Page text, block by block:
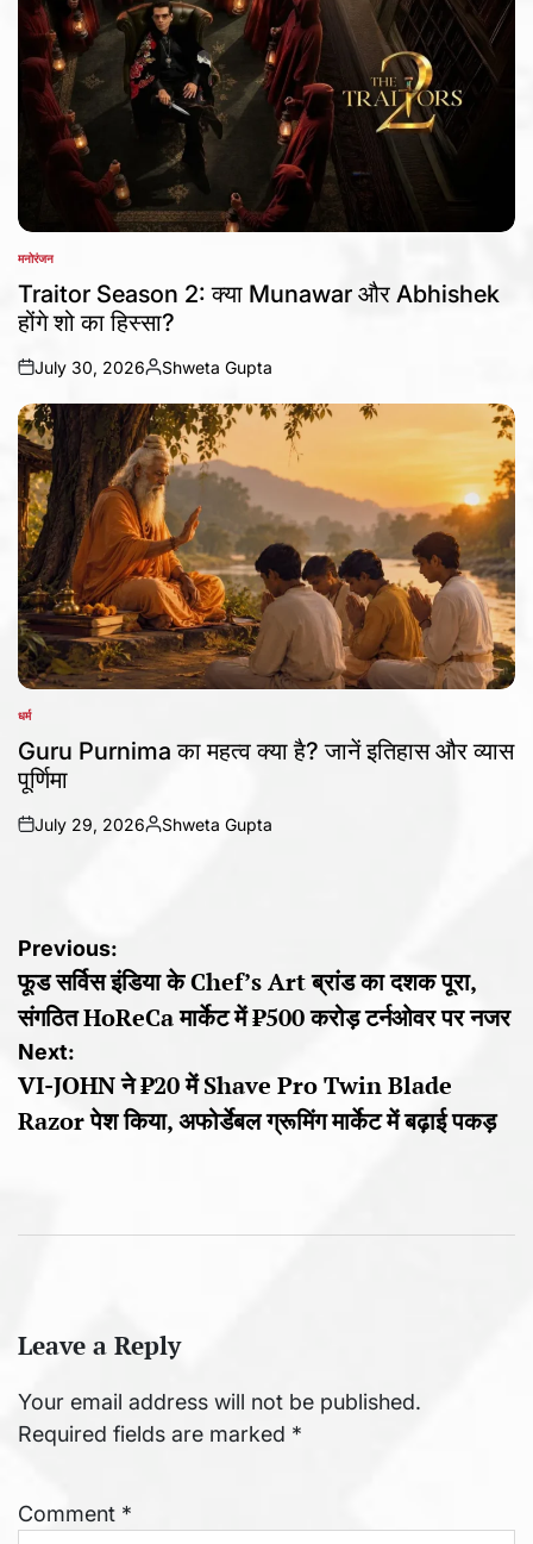
POSTED
IN
मनोरंजन
Traitor Season 2: क्या Munawar और Abhishek
होंगे शो का हिस्सा?
on
July 30, 2026
Posted
by
Shweta Gupta
POSTED
IN
धर्म
Guru Purnima का महत्व क्या है? जानें इतिहास और व्यास
पूर्णिमा
on
July 29, 2026
Posted
Shweta Gupta
Post
navigation
Previous:
फूड सर्विस इंडिया के Chef’s Art ब्रांड का दशक पूरा,
संगठित HoReCa मार्केट में ₹500 करोड़ टर्नओवर पर नजर
Next:
VI-JOHN ने ₹20 में Shave Pro Twin Blade
Razor पेश किया, अफोर्डेबल ग्रूमिंग मार्केट में बढ़ाई पकड़
Leave a Reply
Your email address will not be published.
Required fields are marked *
Comment *